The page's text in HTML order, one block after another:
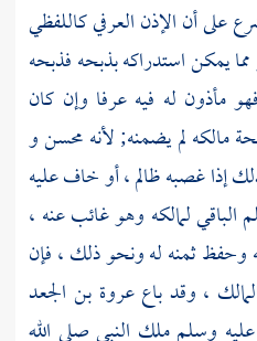
على أن الإذن العرفي كاللفظي
يمكن استدراكه بذبحه فذبحه
مأذون له فيه عرفا وإن كان
مالكه لم يضمنه; لأنه محسن و
إذا غصبه ظالم ، أو خاف عليه
الباقي لمالكه وهو غائب عنه ،
وحفظ ثمنه له ونحو ذلك ، فإن
، وقد باع عروة بن الجعد
وسلم ملك النبي صلى الله